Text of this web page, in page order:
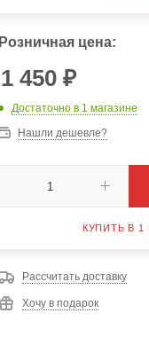
Розничная цена:
1 450₽
Достаточно в 1 магазине
Нашли дешевле?
КУПИТЬ В 1
Рассчитать доставку
Хочу в подарок